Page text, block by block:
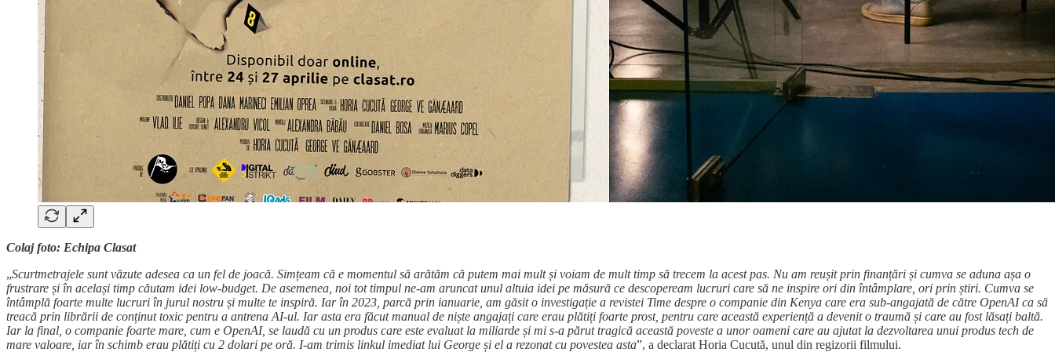
Colaj foto: Echipa Clasat
„Scurtmetrajele sunt văzute adesea ca un fel de joacă. Simțeam că e momentul să arătăm că putem mai mult și voiam de mult timp să trecem la acest pas. Nu am reușit prin finanțări și cumva se aduna așa o
frustrare și în același timp căutam idei low-budget. De asemenea, noi tot timpul ne-am aruncat unul altuia idei pe măsură ce descopeream lucruri care să ne inspire ori din întâmplare, ori prin știri. Cumva se
întâmplă foarte multe lucruri în jurul nostru și multe te inspiră. Iar în 2023, parcă prin ianuarie, am găsit o investigație a revistei Time despre o companie din Kenya care era sub-angajată de către OpenAI ca să
treacă prin librării de conținut toxic pentru a antrena AI-ul. Iar asta era făcut manual de niște angajați care erau plătiți foarte prost, pentru care această experiență a devenit o traumă și care au fost lăsați baltă.
Iar la final, o companie foarte mare, cum e OpenAI, se laudă cu un produs care este evaluat la miliarde și mi s-a părut tragică această poveste a unor oameni care au ajutat la dezvoltarea unui produs tech de
mare valoare, iar în schimb erau plătiți cu 2 dolari pe oră. I-am trimis linkul imediat lui George și el a rezonat cu povestea asta”, a declarat Horia Cucută, unul din regizorii filmului.